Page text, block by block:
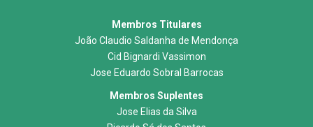
Membros Titulares
João Claudio Saldanha de Mendonça
Cid Bignardi Vassimon
Jose Eduardo Sobral Barrocas
Membros Suplentes
Jose Elias da Silva